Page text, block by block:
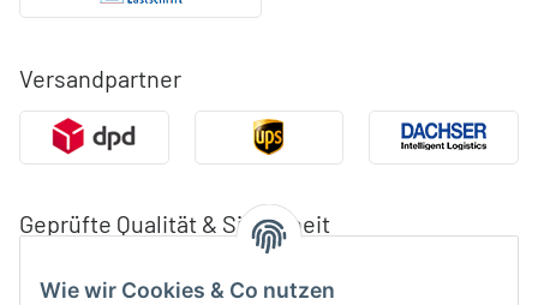
Wie wir Cookies & Co nutzen
Versandpartner
Geprüfte Qualität & Sicherheit